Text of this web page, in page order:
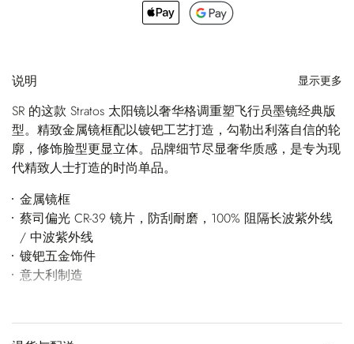
说明 显示更多
SR 的这款 Stratos 太阳镜以奢华格调重塑飞行员墨镜经典版
型。精致金属镜框配以镀钯工艺打造，勾勒出利落自信的轮
廓，修饰脸型更显立体。品牌细节尽显奢华质感，是专为现
代精致人士打造的时尚单品。
金属镜框
蔡司偏光 CR-39 镜片，防刮耐磨，100% 阻隔长波紫外线
/ 中波紫外线
镀钯五金饰件
意大利制造